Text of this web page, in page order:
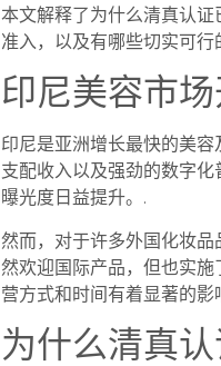
本文解释了为什么清真认
准入，以及有哪些切实可
印尼美容市
印尼是亚洲增长最快的美
支配收入以及强劲的数字
曝光度日益提升。.
然而，对于许多外国化妆
然欢迎国际产品，但也实
营方式和时间有着显著的影
为什么清真